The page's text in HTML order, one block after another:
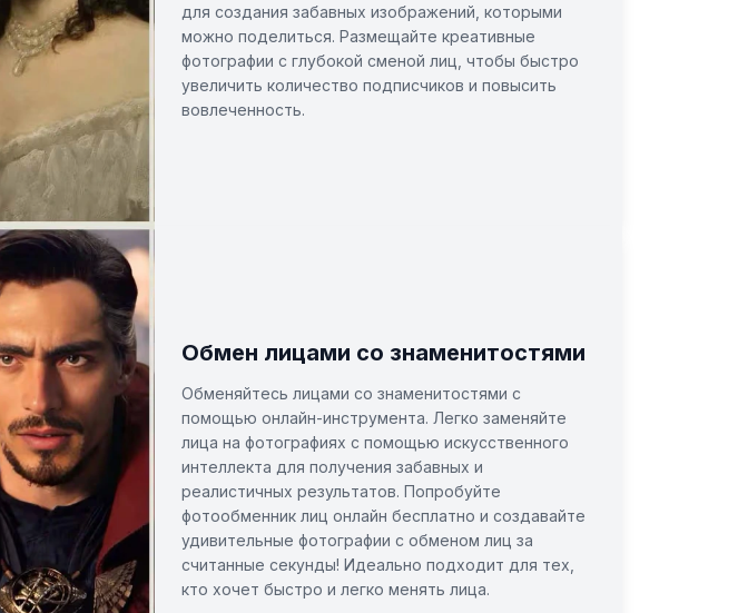
для создания забавных изображений, которыми
можно поделиться. Размещайте креативные
фотографии с глубокой сменой лиц, чтобы быстро
увеличить количество подписчиков и повысить
вовлеченность.
Обмен лицами со знаменитостями
Обменяйтесь лицами со знаменитостями с
помощью онлайн-инструмента. Легко заменяйте
лица на фотографиях с помощью искусственного
интеллекта для получения забавных и
реалистичных результатов. Попробуйте
фотообменник лиц онлайн бесплатно и создавайте
удивительные фотографии с обменом лиц за
считанные секунды! Идеально подходит для тех,
кто хочет быстро и легко менять лица.